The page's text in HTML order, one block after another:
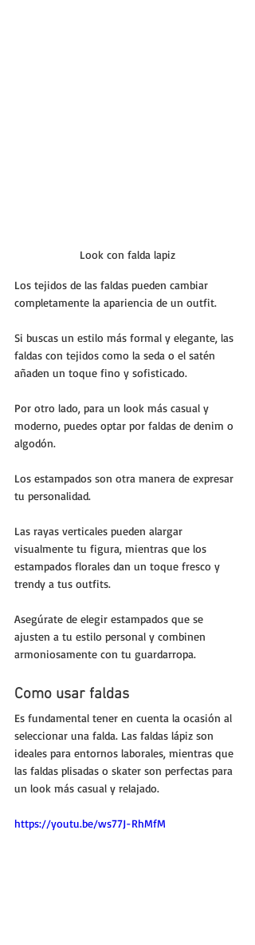
Look con falda lapiz
Los tejidos de las faldas pueden cambiar
completamente la apariencia de un outfit.
Si buscas un estilo más formal y elegante, las
faldas con tejidos como la seda o el satén
añaden un toque fino y sofisticado.
Por otro lado, para un look más casual y
moderno, puedes optar por faldas de denim o
algodón.
Los estampados son otra manera de expresar
tu personalidad.
Las rayas verticales pueden alargar
visualmente tu figura, mientras que los
estampados florales dan un toque fresco y
trendy a tus outfits.
Asegúrate de elegir estampados que se
ajusten a tu estilo personal y combinen
armoniosamente con tu guardarropa.
Como usar faldas
Es fundamental tener en cuenta la ocasión al
seleccionar una falda. Las faldas lápiz son
ideales para entornos laborales, mientras que
las faldas plisadas o skater son perfectas para
un look más casual y relajado.
https://youtu.be/ws77J-RhMfM